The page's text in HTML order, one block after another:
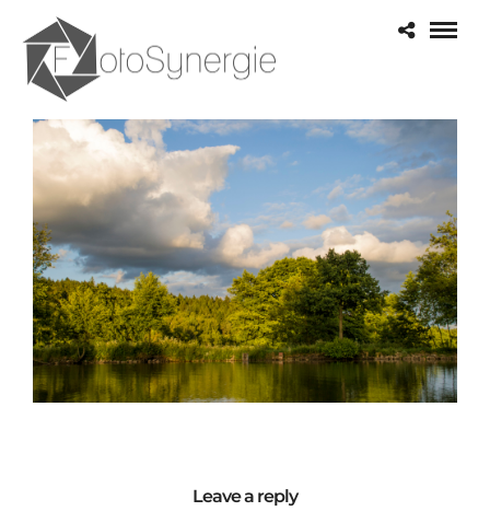
Leave a reply